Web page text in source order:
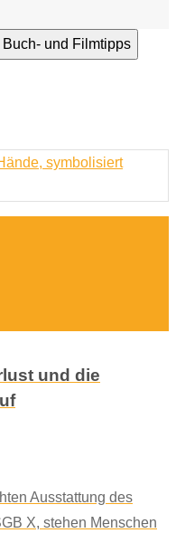
Buch- und Filmtipps
und die
Ausstattung des
X, stehen Menschen